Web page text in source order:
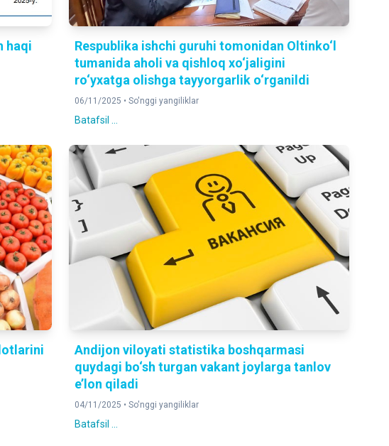
haqi
Respublika ishchi guruhi tomonidan Oltinko‘l
tumanida aholi va qishloq xo‘jaligini
ro‘yxatga olishga tayyorgarlik o‘rganildi
06/11/2025 •So'nggi yangiliklar
Batafsil ...
Andijon viloyati statistika boshqarmasi
quydagi bo‘sh turgan vakant joylarga tanlov
e’lon qiladi
04/11/2025 •So'nggi yangiliklar
Batafsil ...